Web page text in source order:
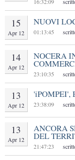
15
Apr 12
NUOVI
01:13:45
14
Apr 12
NOCERA
23:10:35
13
Apr 12
'iPOMPEI',
23:38:09
13
Apr 12
ANCORA
DEL
21:47:23